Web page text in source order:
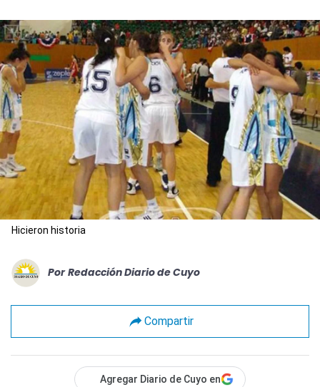
Hicieron historia
Por Redacción Diario de Cuyo
Compartir
Agregar Diario de Cuyo en